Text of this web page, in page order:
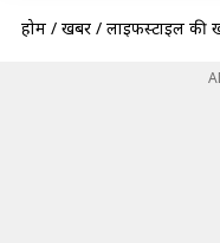
होम / खबरें / लाइफस्टाइल की